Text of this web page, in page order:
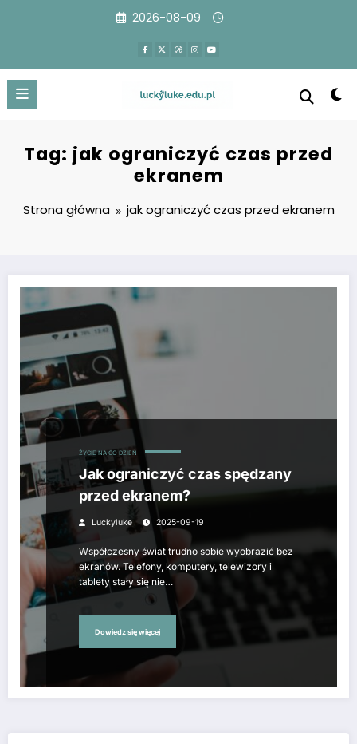
2026-08-09
Tag: jak ograniczyć czas przed
ekranem
Strona główna jak ograniczyć czas przed ekranem
ŻYCIE NA CO DZIEŃ
Jak ograniczyć czas spędzany
przed ekranem?
Luckyluke 2025-09-19
Współczesny świat trudno sobie wyobrazić bez
ekranów. Telefony, komputery, telewizory i
tablety stały się nie…
Dowiedz się więcej